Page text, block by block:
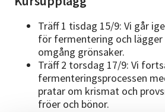
Träff 1 tisdag 15/9: Vi går
för fermentering och
omgång grönsaker.
Träff 2 torsdag 17/9: Vi
fermenteringsprocessen
pratar om krismat och
fröer och bönor.